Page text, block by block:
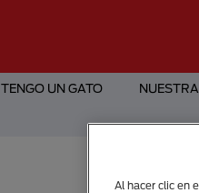
TENGO UN GATO
Al hacer clic en